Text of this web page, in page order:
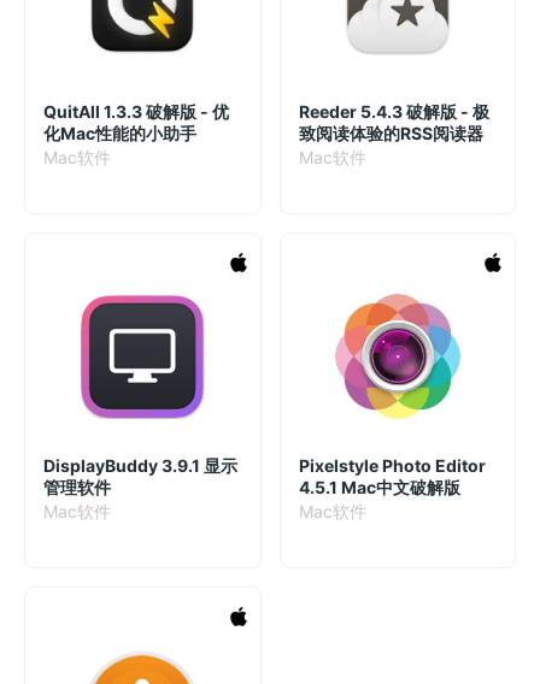
QuitAll 1.3.3 破解版 - 优
化Mac性能的小助手
Mac软件
Reeder 5.4.3 破解版 - 极
致阅读体验的RSS阅读器
Mac软件
DisplayBuddy 3.9.1 显示
管理软件
Mac软件
Pixelstyle Photo Editor
4.5.1 Mac中文破解版
Mac软件